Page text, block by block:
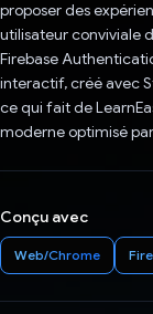
proposer des
utilisateur conviviale
Firebase
interactif, créé avec
ce qui fait de
moderne optimisé
Conçu avec
Web/Chrome